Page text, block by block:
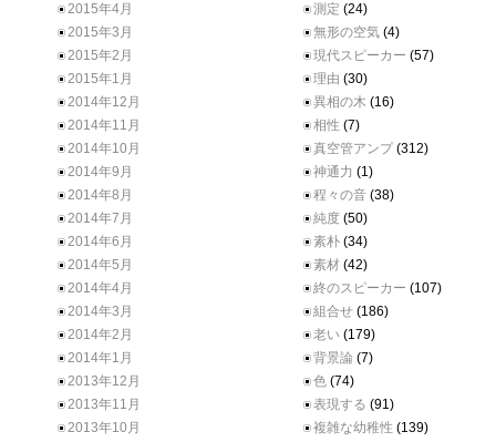
2015年4月
2015年3月
2015年2月
2015年1月
2014年12月
2014年11月
2014年10月
2014年9月
2014年8月
2014年7月
2014年6月
2014年5月
2014年4月
2014年3月
2014年2月
2014年1月
2013年12月
2013年11月
2013年10月
測定 (24)
無形の空気 (4)
現代スピーカー (57)
理由 (30)
異相の木 (16)
相性 (7)
真空管アンプ (312)
神通力 (1)
程々の音 (38)
純度 (50)
素朴 (34)
素材 (42)
終のスピーカー (107)
組合せ (186)
老い (179)
背景論 (7)
色 (74)
表現する (91)
複雑な幼稚性 (139)